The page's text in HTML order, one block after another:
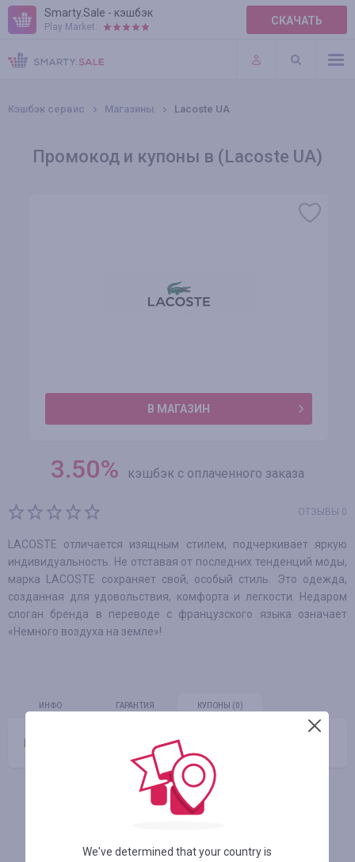
Smarty.Sale - кэшбэк
Play Market: СКАЧАТЬ
ПРАВИЛА
ПЛАГИНЫ
Кэшбэк сервис Магазины Lacoste UA
Промокод и купоны в (Lacoste UA)
В МАГАЗИН
3.50% кэшбэк с оплаченного заказа
ОТЗЫВЫ 0
LACOSTE отличается изящным стилем, подчеркивает яркую
индивидуальность. Не отставая от последних тенденций моды,
марка LACOSTE сохраняет свой, особый стиль. Это одежда,
созданная для удовольствия, комфорта и легкости. Недаром
слоган бренда в переводе с французского языка означает
«Немного воздуха на земле»!
ИНФО ГАРАНТИЯ КУПОНЫ (0)
Похожие магазины
We've determined that your country is